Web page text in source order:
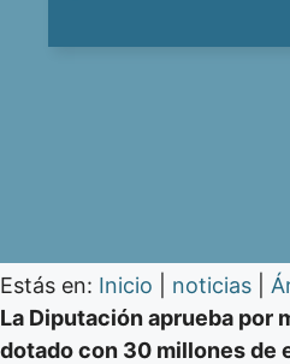
Estás en: Inicio noticias
La Diputación aprueba por
dotado con 30 millones de